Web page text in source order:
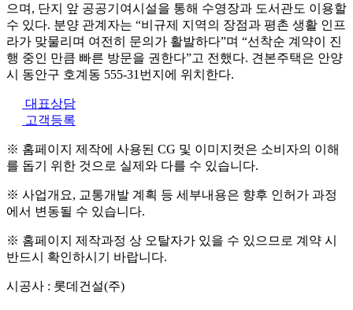
으며, 단지 앞 공공기여시설을 통해 수영장과 도서관도 이용할
수 있다. 분양 관계자는 “비규제 지역의 장점과 평촌 생활 인프
라가 맞물리며 여전히 문의가 활발하다”며 “선착순 계약이 진
행 중인 만큼 빠른 방문을 권한다”고 전했다. 견본주택은 안양
시 동안구 호계동 555-31번지에 위치한다.
대표상담
고객등록
※ 홈페이지 제작에 사용된 CG 및 이미지컷은 소비자의 이해
를 돕기 위한 것으로 실제와 다를 수 있습니다.
※ 사업개요, 교통개발 계획 등 세부내용은 향후 인허가 과정
에서 변동될 수 있습니다.
※ 홈페이지 제작과정 상 오탈자가 있을 수 있으므로 계약 시
반드시 확인하시기 바랍니다.
시공사 : 롯데건설(주)